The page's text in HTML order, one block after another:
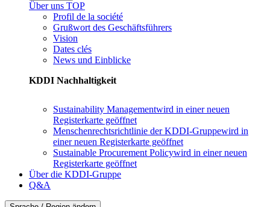
Über uns TOP
Profil de la société
Grußwort des Geschäftsführers
Vision
Dates clés
News und Einblicke
KDDI Nachhaltigkeit
Sustainability Managementwird in einer neuen
Registerkarte geöffnet
Menschenrechtsrichtlinie der KDDI-Gruppewird in
einer neuen Registerkarte geöffnet
Sustainable Procurement Policywird in einer neuen
Registerkarte geöffnet
Über die KDDI-Gruppe
Q&A